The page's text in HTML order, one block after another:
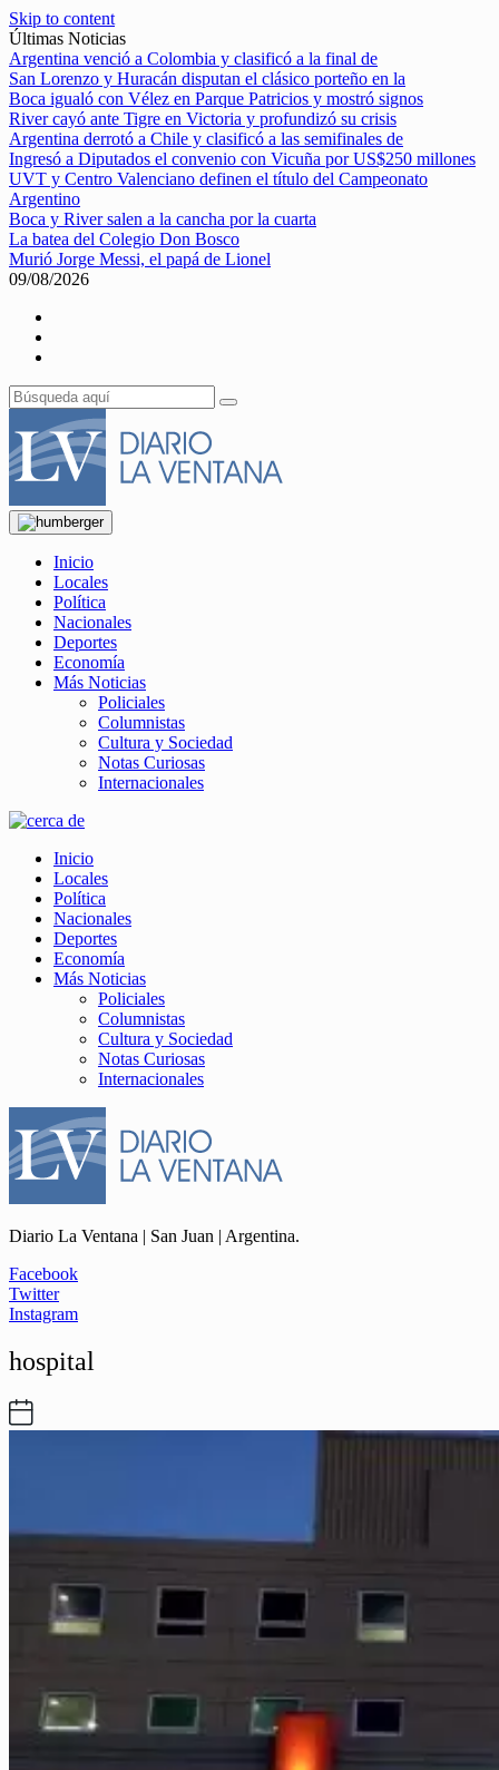
Skip to content
Últimas Noticias
Argentina venció a Colombia y clasificó a la final de
San Lorenzo y Huracán disputan el clásico porteño en la
Boca igualó con Vélez en Parque Patricios y mostró signos
River cayó ante Tigre en Victoria y profundizó su crisis
Argentina derrotó a Chile y clasificó a las semifinales de
Ingresó a Diputados el convenio con Vicuña por US$250 millones
UVT y Centro Valenciano definen el título del Campeonato
Argentino
Boca y River salen a la cancha por la cuarta
La batea del Colegio Don Bosco
Murió Jorge Messi, el papá de Lionel
09/08/2026
Inicio
Locales
Política
Nacionales
Deportes
Economía
Más Noticias
Policiales
Columnistas
Cultura y Sociedad
Notas Curiosas
Internacionales
Inicio
Locales
Política
Nacionales
Deportes
Economía
Más Noticias
Policiales
Columnistas
Cultura y Sociedad
Notas Curiosas
Internacionales
Diario La Ventana | San Juan | Argentina.
Facebook
Twitter
Instagram
hospital